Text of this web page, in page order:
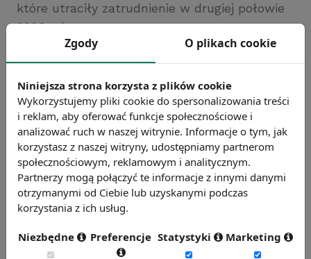
które utraciły zatrudnienie w drugiej połowie
2008 roku.
Źródło: gazetaprawna.pl
Zobacz więcej wiadomości
Zgody O plikach cookie
Niniejsza strona korzysta z plików cookie
Wykorzystujemy pliki cookie do spersonalizowania treści
i reklam, aby oferować funkcje społecznościowe i
analizować ruch w naszej witrynie. Informacje o tym, jak
korzystasz z naszej witryny, udostępniamy partnerom
społecznościowym, reklamowym i analitycznym.
Partnerzy mogą połączyć te informacje z innymi danymi
otrzymanymi od Ciebie lub uzyskanymi podczas
korzystania z ich usług.
Niezbędne Preferencje Statystyki Marketing